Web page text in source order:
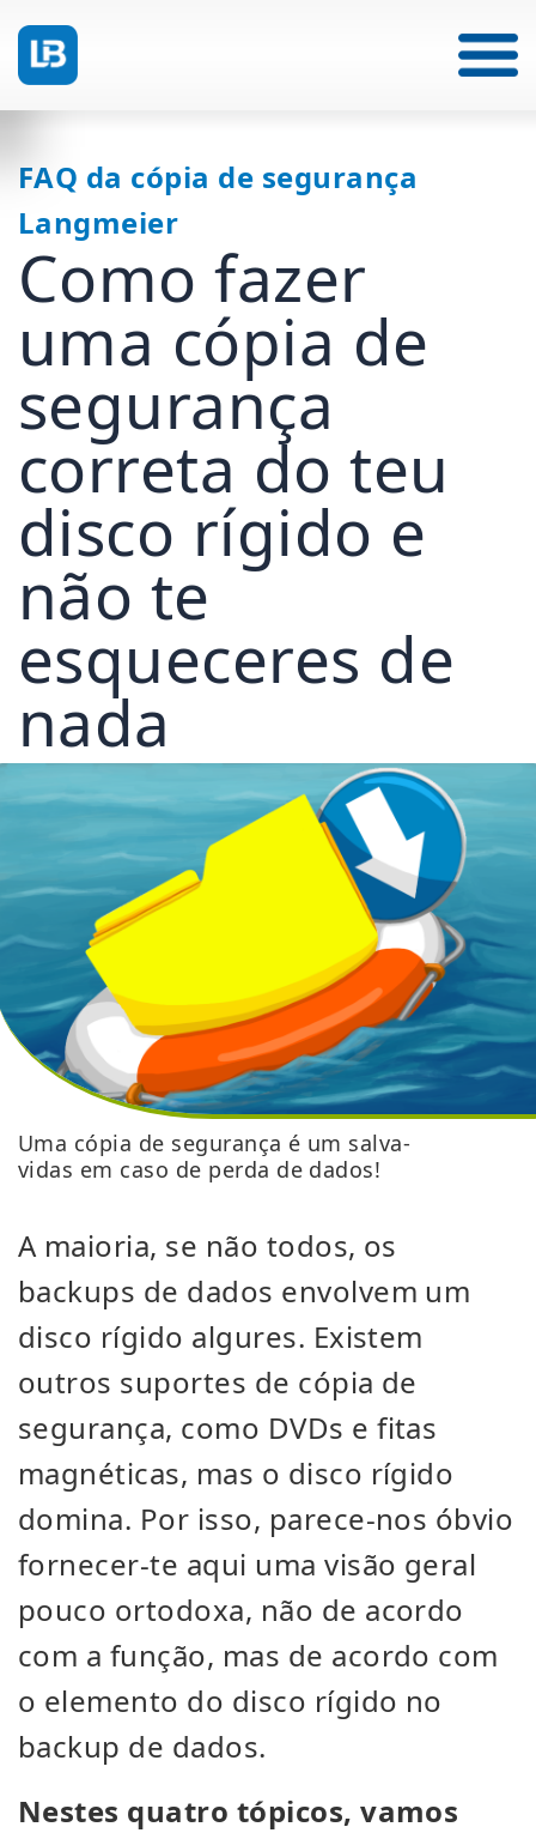
FAQ da cópia de segurança
Langmeier
Como fazer
uma cópia de
segurança
correta do teu
disco rígido e
não te
esqueceres de
nada
Uma cópia de segurança é um salva-
vidas em caso de perda de dados!
A maioria, se não todos, os
backups de dados envolvem um
disco rígido algures. Existem
outros suportes de cópia de
segurança, como DVDs e fitas
magnéticas, mas o disco rígido
domina. Por isso, parece-nos óbvio
fornecer-te aqui uma visão geral
pouco ortodoxa, não de acordo
com a função, mas de acordo com
o elemento do disco rígido no
backup de dados.
Nestes quatro tópicos, vamos